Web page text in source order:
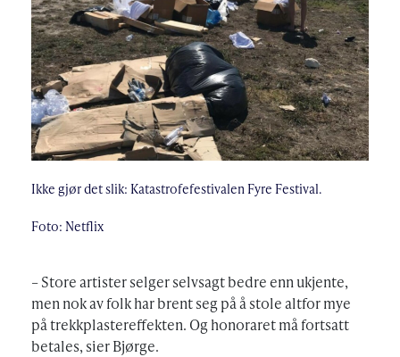
Ikke gjør det slik: Katastrofefestivalen Fyre Festival.
Foto: Netflix
– Store artister selger selvsagt bedre enn ukjente,
men nok av folk har brent seg på å stole altfor mye
på trekkplastereffekten. Og honoraret må fortsatt
betales, sier Bjørge.